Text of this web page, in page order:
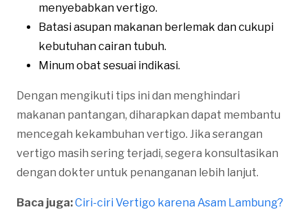
menyebabkan vertigo.
Batasi asupan makanan berlemak dan cukupi
kebutuhan cairan tubuh.
Minum obat sesuai indikasi.
Dengan mengikuti tips ini dan menghindari
makanan pantangan, diharapkan dapat membantu
mencegah kekambuhan vertigo. Jika serangan
vertigo masih sering terjadi, segera konsultasikan
dengan dokter untuk penanganan lebih lanjut.
Baca juga:Ciri-ciri Vertigo karena Asam Lambung?